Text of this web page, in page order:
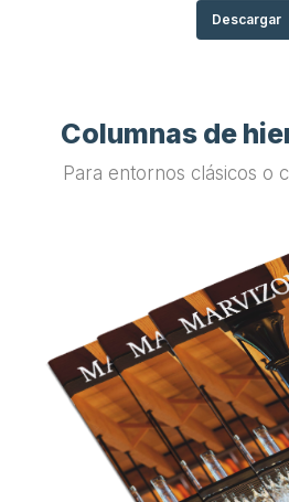
Descargar
Columnas de
Para entornos clásicos o